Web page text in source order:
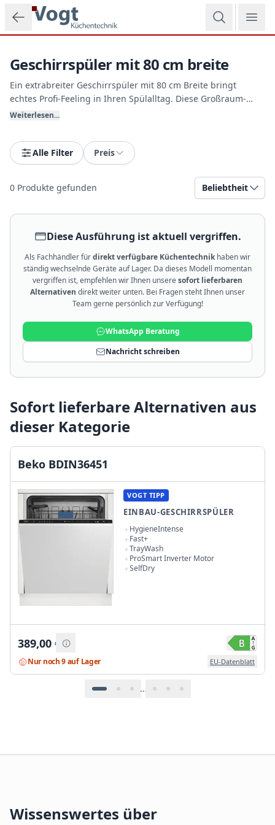
Zum Hauptinhalt springen
Geschirrspüler mit 80 cm breite
Ein extrabreiter Geschirrspüler mit 80 cm Breite bringt
echtes Profi-Feeling in Ihren Spülalltag. Diese Großraum-
Modelle eignen sich hervorragend für anspruchsvolle
Familien, die gerne ausgiebig kochen. Entdecken Sie robuste
Stand- und Einbaugeräte bei Vogt Küchentechnik.
Weiterlesen...
Alle Filter Preis
0 Produkte gefunden Beliebtheit
Diese Ausführung ist aktuell vergriffen.
Als Fachhändler fürdirekt verfügbare Küchentechnikhaben wir
ständig wechselnde Geräte auf Lager. Da dieses Modell momentan
vergriffen ist, empfehlen wir Ihnen unseresofort lieferbaren
Alternativen direkt weiter unten. Bei Fragen steht Ihnen unser
Team gerne persönlich zur Verfügung!
WhatsApp Beratung
Nachricht schreiben
Sofort lieferbare Alternativen aus
dieser Kategorie
Beko BDIN36451
VOGT TIPP
EINBAU-GESCHIRRSPÜLER
HygieneIntense
Fast+
TrayWash
ProSmart Inverter Motor
SelfDry
389,00 €
Nur noch 9 auf Lager EU-Datenblatt
…
Wissenswertes über